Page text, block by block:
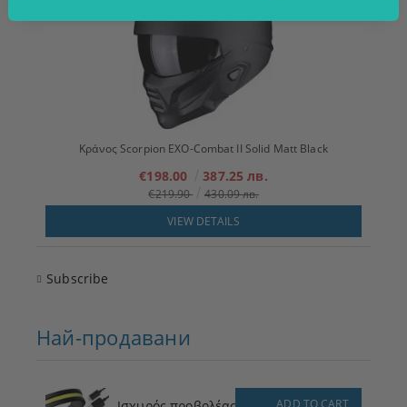
Κράνος Scorpion EXO-Combat II Solid Matt Black
€198.00 387.25 лв.
€219.90
430.09 лв.
VIEW DETAILS
Subscribe
Най-продавани
ADD TO CART